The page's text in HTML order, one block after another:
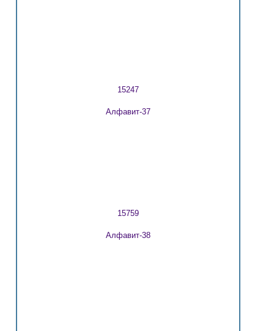
15247
Алфавит-37
15759
Алфавит-38